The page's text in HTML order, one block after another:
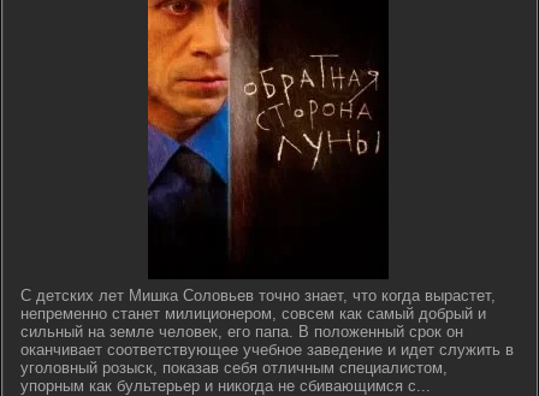
С детских лет Мишка Соловьев точно знает, что когда вырастет,
непременно станет милиционером, совсем как самый добрый и
сильный на земле человек, его папа. В положенный срок он
оканчивает соответствующее учебное заведение и идет служить в
уголовный розыск, показав себя отличным специалистом,
упорным как бультерьер и никогда не сбивающимся с...